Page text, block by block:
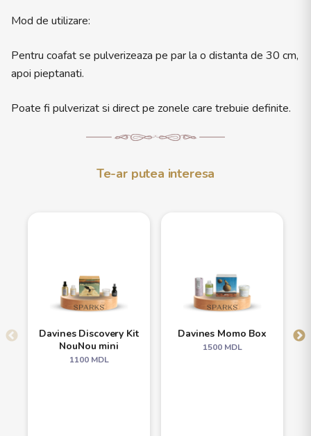
Mod de utilizare:
Pentru coafat se pulverizeaza pe par la o distanta de 30 cm,
apoi pieptanati.
Poate fi pulverizat si direct pe zonele care trebuie definite.
Te-ar putea interesa
Davines Discovery Kit
NouNou mini
1100MDL
Davines Momo Box
1500MDL